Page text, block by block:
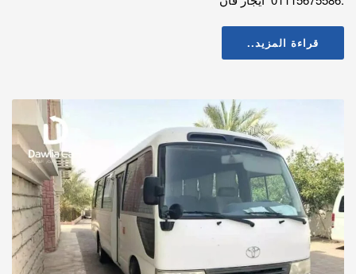
قراءة المزيد..